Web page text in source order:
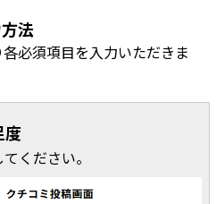
法
必須項目を入力いただきま
度
ください。